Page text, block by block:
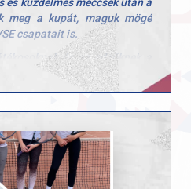
és küzdelmes meccsek után a
meg a kupát, maguk mögé
csapatait is.
és az edzőknek a
így tovább!